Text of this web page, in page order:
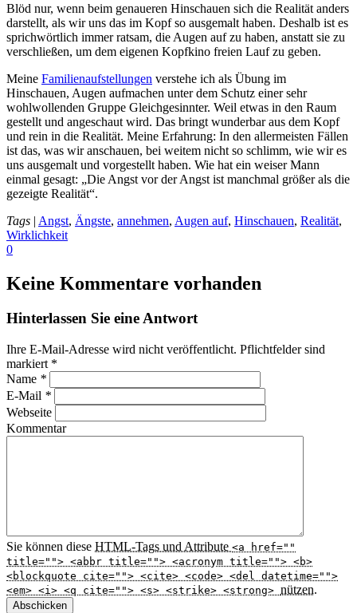
Blöd nur, wenn beim genaueren Hinschauen sich die Realität anders
darstellt, als wir uns das im Kopf so ausgemalt haben. Deshalb ist es
sprichwörtlich immer ratsam, die Augen auf zu haben, anstatt sie zu
verschließen, um dem eigenen Kopfkino freien Lauf zu geben.
Meine Familienaufstellungen verstehe ich als Übung im
Hinschauen, Augen aufmachen unter dem Schutz einer sehr
wohlwollenden Gruppe Gleichgesinnter. Weil etwas in den Raum
gestellt und angeschaut wird. Das bringt wunderbar aus dem Kopf
und rein in die Realität. Meine Erfahrung: In den allermeisten Fällen
ist das, was wir anschauen, bei weitem nicht so schlimm, wie wir es
uns ausgemalt und vorgestellt haben. Wie hat ein weiser Mann
einmal gesagt: „Die Angst vor der Angst ist manchmal größer als die
gezeigte Realität“.
Tags | Angst, Ängste, annehmen, Augen auf, Hinschauen, Realität,
Wirklichkeit
0
Keine Kommentare vorhanden
Hinterlassen Sie eine Antwort
Ihre E-Mail-Adresse wird nicht veröffentlicht. Pflichtfelder sind
markiert *
Name *
E-Mail *
Webseite
Kommentar
Sie können diese HTML-Tags und Attribute <a href=""
title=""> <abbr title=""> <acronym title=""> <b>
<blockquote cite=""> <cite> <code> <del datetime="">
<em> <i> <q cite=""> <s> <strike> <strong> nützen.
Abschicken